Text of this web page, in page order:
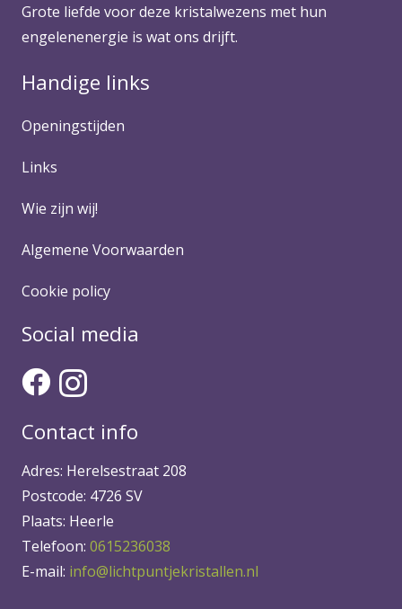
Grote liefde voor deze kristalwezens met hun
engelenenergie is wat ons drijft.
Handige links
Openingstijden
Links
Wie zijn wij!
Algemene Voorwaarden
Cookie policy
Social media
Contact info
Adres: Herelsestraat 208
Postcode: 4726 SV
Plaats: Heerle
Telefoon: 0615236038
E-mail: info@lichtpuntjekristallen.nl